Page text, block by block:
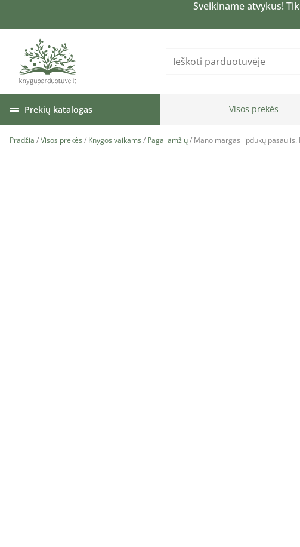
Sveikiname atvykus!
Prekių katalogas Visos prekės
Pradžia /Visos prekės / Knygos vaikams / Pagal amžių/ Mano margas lipdukų pasaulis.